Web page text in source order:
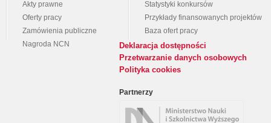
Akty prawne
Oferty pracy
Zamówienia publiczne
Nagroda NCN
Statystyki konkursów
Przykłady finansowanych projektów
Baza ofert pracy
Deklaracja dostępności
Przetwarzanie danych osobowych
Polityka cookies
Partnerzy